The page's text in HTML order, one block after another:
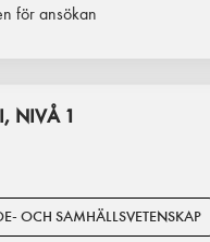
för ansökan
NIVÅ 1
OCH SAMHÄLLSVETENSKAP